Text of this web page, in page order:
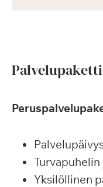
Palvelupaketti
Turvapuhelin
Yksilöllinen